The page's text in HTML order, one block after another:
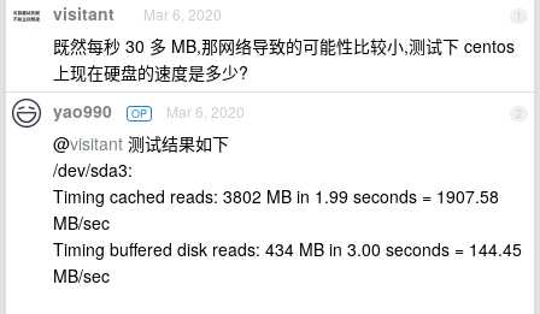
1
visitant Mar 6, 2020
既然每秒 30 多 MB,那网络导致的可能性比较小,测试下 centos
上现在硬盘的速度是多少?
2
yao990 OP Mar 6, 2020
@visitant 测试结果如下
/dev/sda3:
Timing cached reads: 3802 MB in 1.99 seconds = 1907.58
MB/sec
Timing buffered disk reads: 434 MB in 3.00 seconds = 144.45
MB/sec